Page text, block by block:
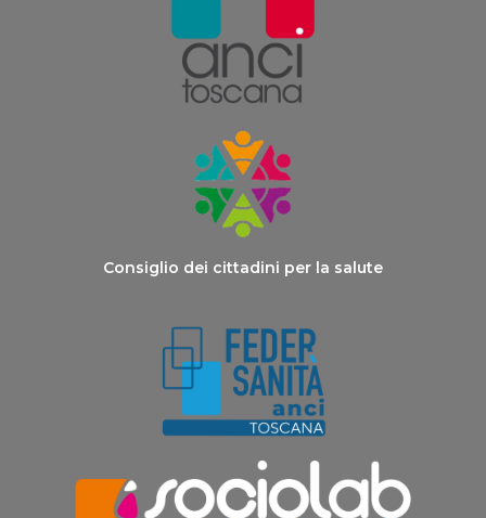
Consiglio dei cittadini per la salute